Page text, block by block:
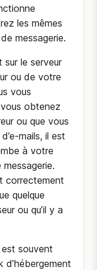
les mêmes
messagerie.
sur le serveur
ou de votre
vous
obtenez
ou que vous
mails, il est
à votre
correctement
quelque
ou qu’il y a
est souvent
d’hébergement